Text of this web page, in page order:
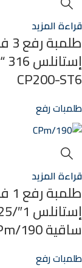
قراءة المزيد
CP200-ST6
طلمبات رفع
قراءة المزيد
ساقية CPm/190
طلمبات رفع